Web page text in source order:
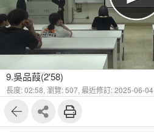
9.吳品葭(2'58)
長度: 02:58, 瀏覽: 507, 最近修訂: 2025-06-04